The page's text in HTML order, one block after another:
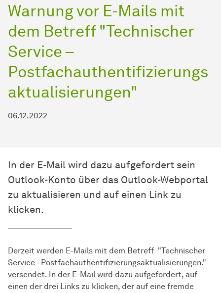
Warnung vor E-Mails mit
dem Betreff "Technischer
Service –
Postfachauthentifizierungs
aktualisierungen"
06.12.2022
In der E-Mail wird dazu aufgefordert sein
Outlook-Konto über das Outlook-Webportal
zu aktualisieren und auf einen Link zu
klicken.
Derzeit werden E-Mails mit dem Betreff "Technischer
Service - Postfachauthentifizierungsaktualisierungen."
versendet. In der E-Mail wird dazu aufgefordert, auf
einen der drei Links zu klicken, der auf eine fremde